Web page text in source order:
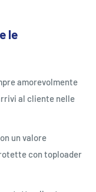
le
amorevolmente
al cliente nelle
un valore
con toploader